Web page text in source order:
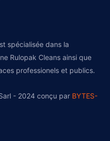
spécialisée dans la
Rulopak Cleans ainsi que
professionels et publics.
- 2024 conçu par BYTES-